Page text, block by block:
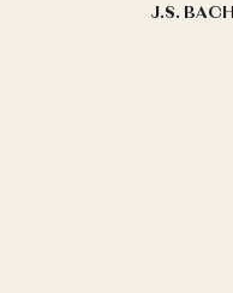
J.S. BACH